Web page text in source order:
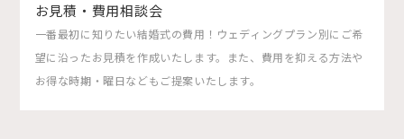
お見積・費用相談会
一番最初に知りたい結婚式の費用！ウェディングプラン別にご希
望に沿ったお見積を作成いたします。また、費用を抑える方法や
お得な時期・曜日などもご提案いたします。